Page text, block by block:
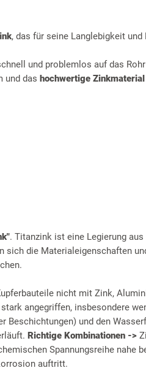
, das für seine Langlebigkeit
und problemlos auf das
und das hochwertige Zinkmaterial
. Titanzink ist eine Legierung
sich die Materialeigenschaften
nicht mit Zink,
angegriffen, insbesondere
Beschichtungen) und den
Richtige Kombinationen ->
Spannungsreihe nahe
auftritt.